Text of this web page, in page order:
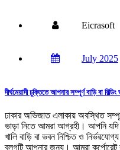
Eicrasoft
July 2025
দীর্ঘমেয়াদী চুক্তিতে আপনার সম্পূর্ণ বাড়ি বা
ঢাকার অভিজাত এলাকায় অবস্থিত সম্পূর্ণ
ভাড়া নিতে আমরা আগ্রহী। আপনি যদি
খালি বাড়ি বা ভবন নিশ্চিত ও
ব্লগটি আপনার জন্য। আমরা কর্পোরেট